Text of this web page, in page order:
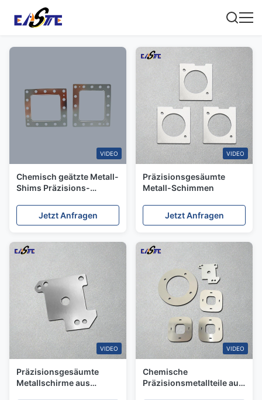
VIDEO
Chemisch geätzte Metall-
Shims Präzisions-
Hersteller
Jetzt Anfragen
VIDEO
Präzisionsgesäumte
Metall-Schimmen
Jetzt Anfragen
VIDEO
Präzisionsgesäumte
Metallschirme aus
VIDEO
Chemische
Präzisionsmetallteile aus